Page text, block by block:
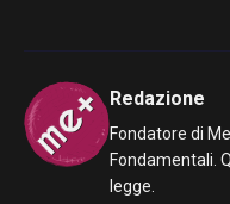
Redazione
Fondatore di
Fondamentali.
legge.